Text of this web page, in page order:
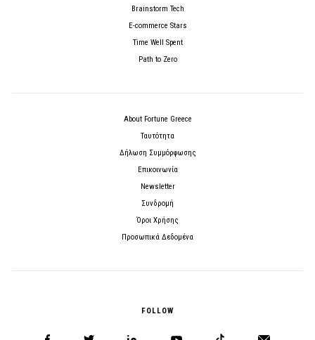
Brainstorm Tech
E-commerce Stars
Time Well Spent
Path to Zero
About Fortune Greece
Ταυτότητα
Δήλωση Συμμόρφωσης
Επικοινωνία
Newsletter
Συνδρομή
Όροι Χρήσης
Προσωπικά Δεδομένα
FOLLOW